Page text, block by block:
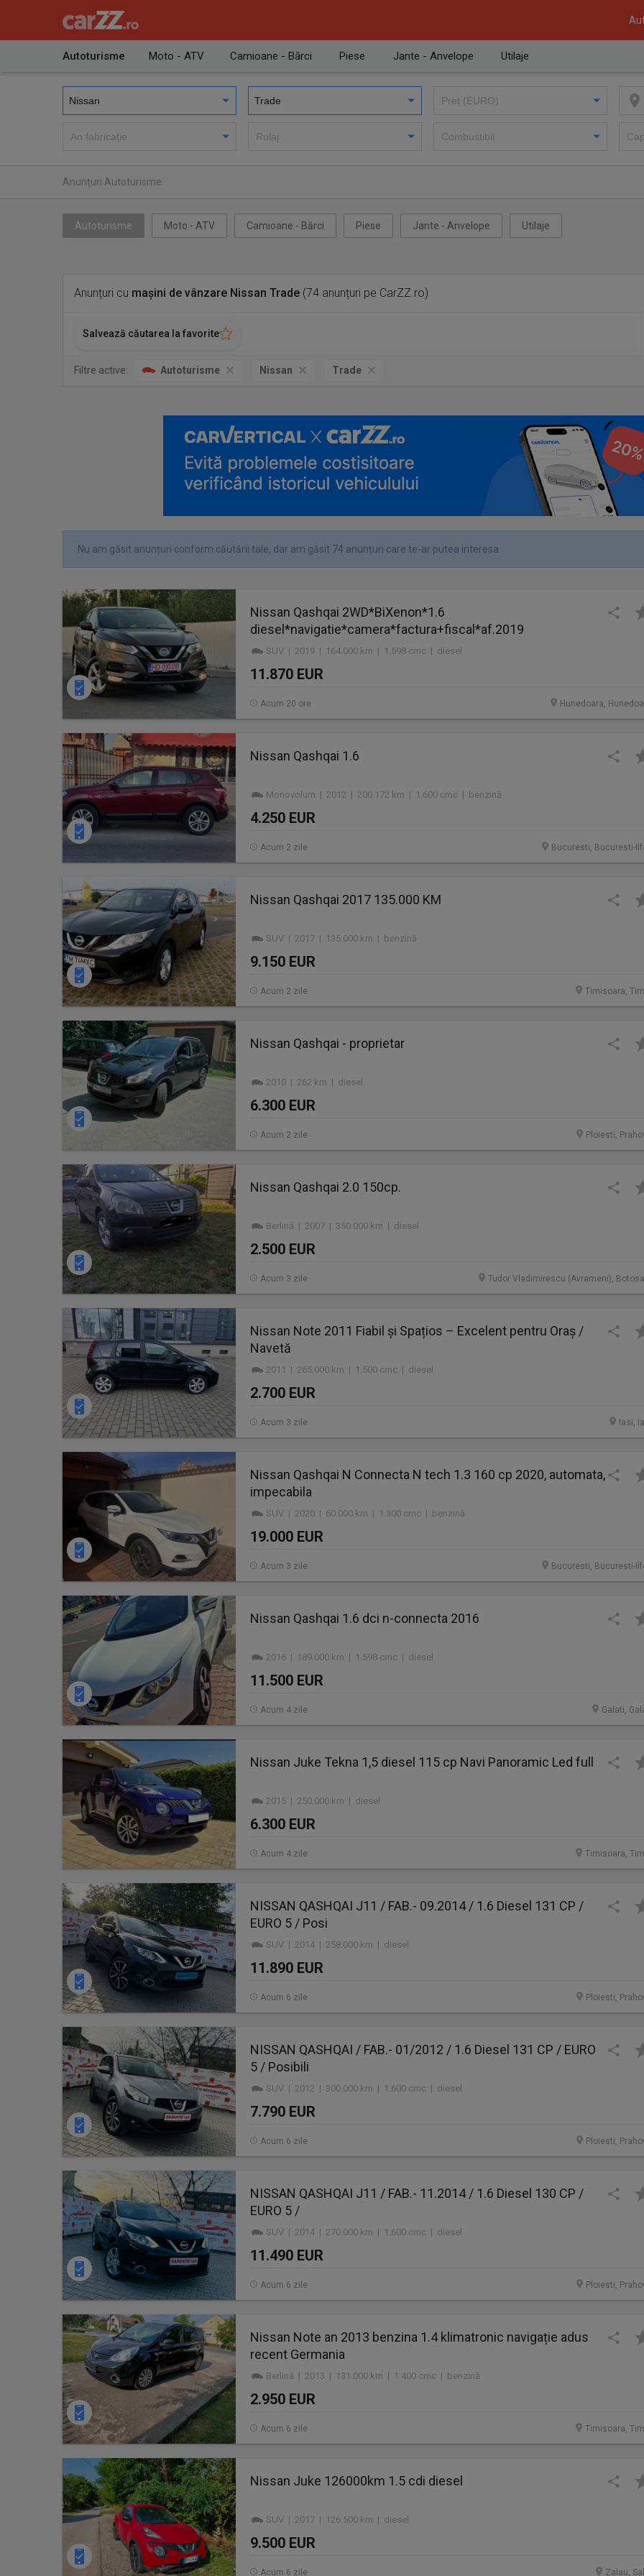
Autoturisme Moto - ATV Camioane - Bărci Piese Jante - Anvelope Utilaje
Anunţuri Autoturisme
Autoturisme Moto - ATV Camioane - Bărci Piese Jante - Anvelope Utilaje
Anunțuri cu mașini de vânzare Nissan Trade (74 anunțuri pe CarZZ.ro)
Salvează căutarea la favorite
Filtre active: Autoturisme Nissan Trade
Nu am găsit anunțuri conform căutării tale, dar am găsit 74 anunțuri care te-ar putea interesa.
Nissan Qashqai 2WD*BiXenon*1.6
diesel*navigatie*camera*factura+fiscal*af.2019
SUV | 2019 | 164.000 km | 1.598 cmc | diesel
11.870 EUR
Hunedoara,
Acum 20 ore
Nissan Qashqai 1.6
Monovolum | 2012 | 200.172 km | 1.600 cmc | benzină
4.250 EUR
Bucuresti, Bucuresti-
Acum 2 zile
Nissan Qashqai 2017 135.000 KM
SUV | 2017 | 135.000 km | benzină
9.150 EUR
Timisoara,
Acum 2 zile
Nissan Qashqai - proprietar
2010 | 262 km | diesel
6.300 EUR
Ploiesti,
Acum 2 zile
Nissan Qashqai 2.0 150cp.
Berlină | 2007 | 350.000 km | diesel
2.500 EUR
Tudor Vladimirescu (Avrameni),
Acum 3 zile
Nissan Note 2011 Fiabil și Spațios – Excelent pentru Oraș /
Navetă
2011 | 265.000 km | 1.500 cmc | diesel
2.700 EUR
Iasi,
Acum 3 zile
Nissan Qashqai N Connecta N tech 1.3 160 cp 2020, automata,
impecabila
SUV | 2020 | 60.000 km | 1.300 cmc | benzină
19.000 EUR
Bucuresti, Bucuresti-
Acum 3 zile
Nissan Qashqai 1.6 dci n-connecta 2016
2016 | 189.000 km | 1.598 cmc | diesel
11.500 EUR
Galati,
Acum 4 zile
Nissan Juke Tekna 1,5 diesel 115 cp Navi Panoramic Led full
2015 | 250.000 km | diesel
6.300 EUR
Timisoara,
Acum 4 zile
NISSAN QASHQAI J11 / FAB.- 09.2014 / 1.6 Diesel 131 CP /
EURO 5 / Posi
SUV | 2014 | 258.000 km | diesel
11.890 EUR
Ploiesti,
Acum 6 zile
NISSAN QASHQAI / FAB.- 01/2012 / 1.6 Diesel 131 CP / EURO
5 / Posibili
SUV | 2012 | 300.000 km | 1.600 cmc | diesel
7.790 EUR
Ploiesti,
Acum 6 zile
NISSAN QASHQAI J11 / FAB.- 11.2014 / 1.6 Diesel 130 CP /
EURO 5 /
SUV | 2014 | 270.000 km | 1.600 cmc | diesel
11.490 EUR
Ploiesti,
Acum 6 zile
Nissan Note an 2013 benzina 1.4 klimatronic navigație adus
recent Germania
Berlină | 2013 | 131.000 km | 1.400 cmc | benzină
2.950 EUR
Timisoara,
Acum 6 zile
Nissan Juke 126000km 1.5 cdi diesel
SUV | 2017 | 126.500 km | diesel
9.500 EUR
Zalau,
Acum 6 zile